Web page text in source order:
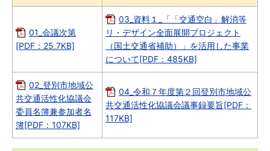
01_会議次第
[PDF：25.7KB]
03_資料１_「「交通空白」解消等
リ・デザイン全面展開プロジェクト
（国土交通省補助）」を活用した事業
について[PDF：485KB]
02_登別市地域公
共交通活性化協議会
委員名簿兼参加者名
簿[PDF：107KB]
04_令和７年度第２回登別市地域公
共交通活性化協議会議事録要旨[PDF：
117KB]